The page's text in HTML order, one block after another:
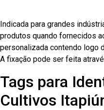
Indicada para grandes
produtos quando fornecidos
personalizada contendo logo
A fixação pode ser feita
Tags para
Cultivos